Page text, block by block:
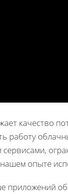
качество
опыте
приложений